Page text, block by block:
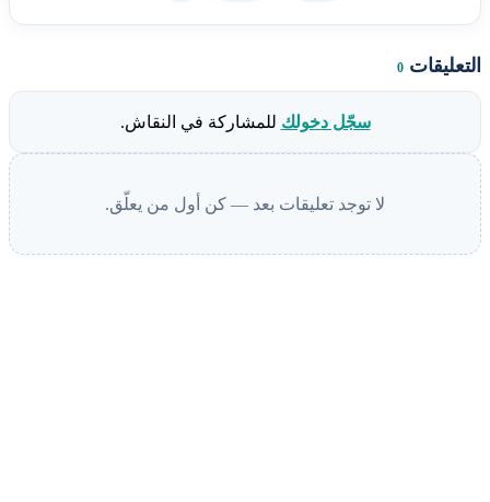
التعليقات 0
سجّل دخولك للمشاركة في النقاش.
لا توجد تعليقات بعد — كن أول من يعلّق.